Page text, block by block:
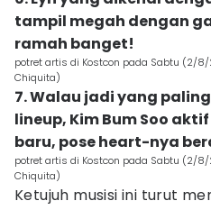
tampil megah dengan
ramah banget!
potret artis di Kostcon pada Sabtu (2/
Chiquita)
7. Walau jadi yang
lineup, Kim Bum Soo
baru, pose heart-nya
potret artis di Kostcon pada Sabtu (2/
Chiquita)
Ketujuh musisi ini turut